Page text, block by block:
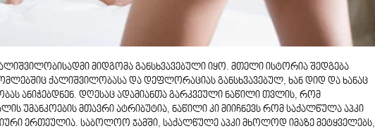
მიდგომა განსხვავებული იყო. მთელი ისტორია შედგება
ქალიშვილობასა და დეფლორაციას განსხვავებულ, ხან დიდ და ხანაც
ანიჭებდნენ. დღესაც ადამიანთა გარკვეული ნაწილი თვლის, რომ
უმანკოების მთავრი ატრიბუტია, ნაწილი კი მიიჩნევს რომ საქალწულა აპკი
ერთეულია. საბოლოო ჯამში, საქალწულე აპკი მხოლოდ იმაზე მეტყველებს,